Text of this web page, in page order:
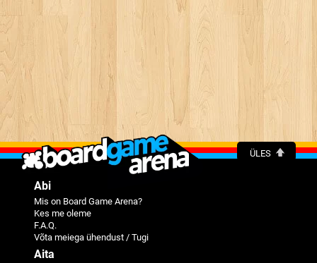
ÜLES
Abi
Mis on Board Game Arena?
Kes me oleme
F.A.Q.
Võta meiega ühendust / Tugi
Aita